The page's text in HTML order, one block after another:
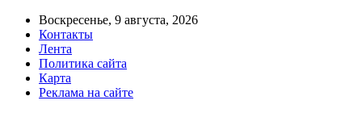
Воскресенье, 9 августа, 2026
Контакты
Лента
Политика сайта
Карта
Реклама на сайте